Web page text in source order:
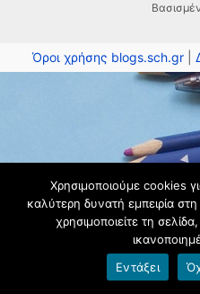
Όροι χρήσης blogs.sch.gr |
Χρησιμοποιούμε cookies
καλύτερη δυνατή εμπειρία
χρησιμοποιείτε τη
Εντάξει